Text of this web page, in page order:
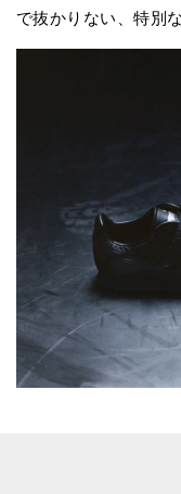
で抜かりない、特別